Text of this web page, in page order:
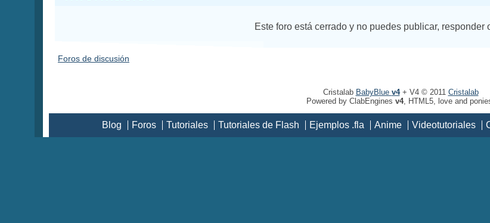
Este foro está cerrado y no puedes publicar, responder
Foros de discusión
Cristalab BabyBlue v4+ V4 © 2011 Cristalab
Powered by ClabEngines v4, HTML5, love and
Blog Foros Tutoriales Tutoriales de Flash Ejemplos .fla Anime Videotutoriales